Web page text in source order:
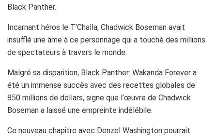
Black Panther.
Incarnant héros le T’Challa, Chadwick Boseman avait
insufflé une âme à ce personnage qui a touché des millions
de spectateurs à travers le monde.
Malgré sa disparition, Black Panther: Wakanda Forever a
été un immense succès avec des recettes globales de
850 millions de dollars, signe que l’œuvre de Chadwick
Boseman a laissé une empreinte indélébile.
Ce nouveau chapitre avec Denzel Washington pourrait